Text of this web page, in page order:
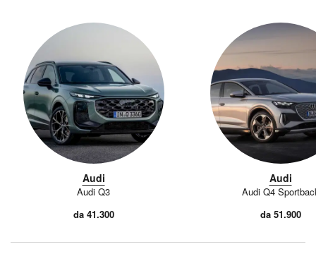
Audi
Audi Q3
da 41.300
Audi
Audi Q4
da 51.900